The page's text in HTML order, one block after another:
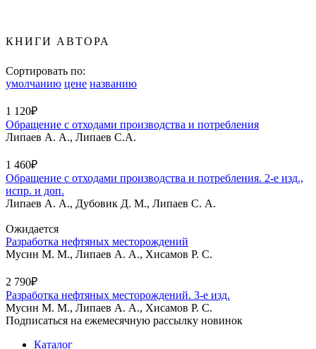
КНИГИ АВТОРА
Сортировать по:
умолчанию цене названию
1 120₽
Обращение с отходами производства и потребления
Липаев А. А., Липаев С.А.
1 460₽
Обращение с отходами производства и потребления. 2-е изд.,
испр. и доп.
Липаев А. А., Дубовик Д. М., Липаев С. А.
Ожидается
Разработка нефтяных месторождений
Мусин М. М., Липаев А. А., Хисамов Р. С.
2 790₽
Разработка нефтяных месторождений. 3-е изд.
Мусин М. М., Липаев А. А., Хисамов Р. С.
Подписаться на ежемесячную рассылку новинок
Каталог